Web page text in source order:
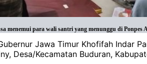
para wali santri yang menunggu di Ponpes
Jawa Timur Khofifah Indar
Desa/Kecamatan Buduran,